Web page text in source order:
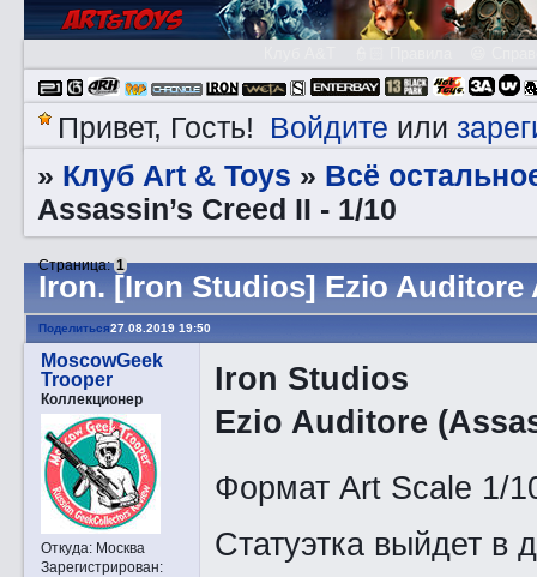
Привет, Гость! Войдите или
» Клуб Art & Toys » Всё
Assassin’s Creed II - 1/10
Irоn. [Iron Studios] Ezio Auditore
Страница:1
Поделиться27.08.2019 19:50
MoscowGeek
Trooper
Коллекционер
Откуда:Москва
Зарегистрирован:
Iron Studios
Ezio Auditore
Формат Art Scale 1/
Статуэтка выйдет в